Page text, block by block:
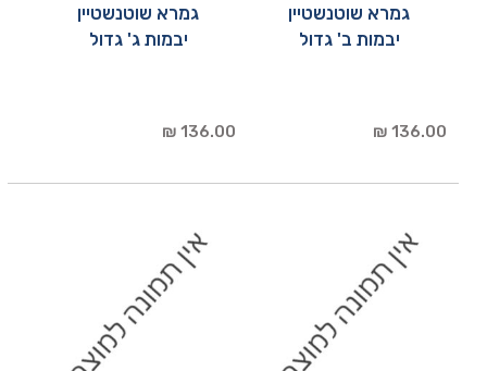
גמרא שוטנשטיין
יבמות ב' גדול
136.00 ₪
גמרא שוטנשטיין
יבמות ג' גדול
136.00 ₪